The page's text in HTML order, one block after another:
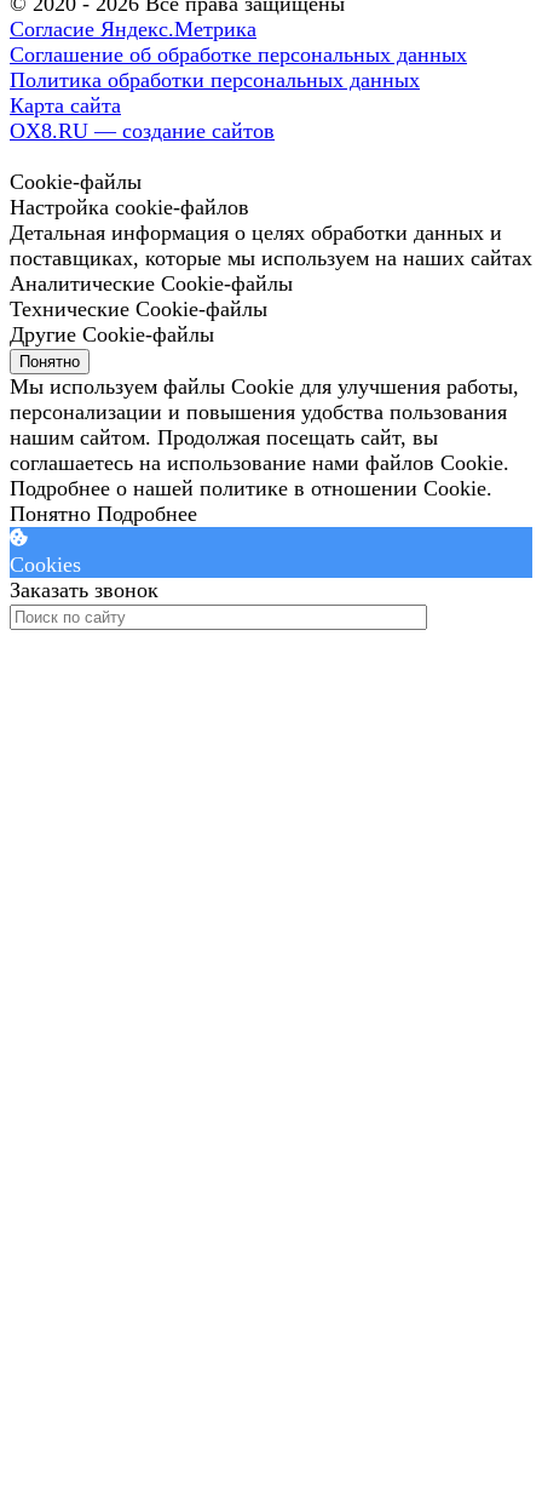
Согласие Яндекс.Метрика
Соглашение об обработке персональных данных
Политика обработки персональных данных
Карта сайта
OX8.RU — создание сайтов
Cookie-файлы
Настройка cookie-файлов
Детальная информация о целях обработки данных и
поставщиках, которые мы используем на наших сайтах
Аналитические Cookie-файлы
Технические Cookie-файлы
Другие Cookie-файлы
Понятно
Мы используем файлы Cookie для улучшения работы,
персонализации и повышения удобства пользования
нашим сайтом. Продолжая посещать сайт, вы
соглашаетесь на использование нами файлов Cookie.
Подробнее о нашей политике в отношении Cookie.
Понятно Подробнее
Cookies
Заказать звонок